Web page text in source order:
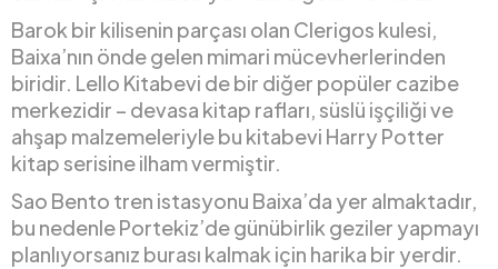
Barok bir kilisenin parçası olan Clerigos kulesi,
Baixa’nın önde gelen mimari mücevherlerinden
biridir. Lello Kitabevi de bir diğer popüler cazibe
merkezidir – devasa kitap rafları, süslü işçiliği ve
ahşap malzemeleriyle bu kitabevi Harry Potter
kitap serisine ilham vermiştir.
Sao Bento tren istasyonu Baixa’da yer almaktadır,
bu nedenle Portekiz’de günübirlik geziler yapmayı
planlıyorsanız burası kalmak için harika bir yerdir.